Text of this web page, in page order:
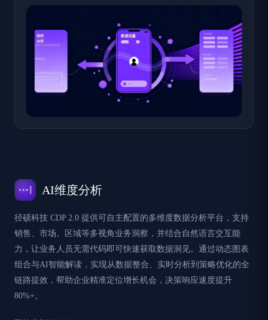
AI维度分析
径硕科技 CDP 2.0 提供可自主配置的多维度数据分析平台，支持
销售、市场、区域等多视角业务洞察，并结合自然语言交互能
力，让业务人员无需代码即可快速获取数据洞见。通过动态图表
组合与AI智能解读，实现从数据整合、实时分析到策略优化的全
链路提效，帮助企业精准定位增长机会，决策响应速度提升
80%+。